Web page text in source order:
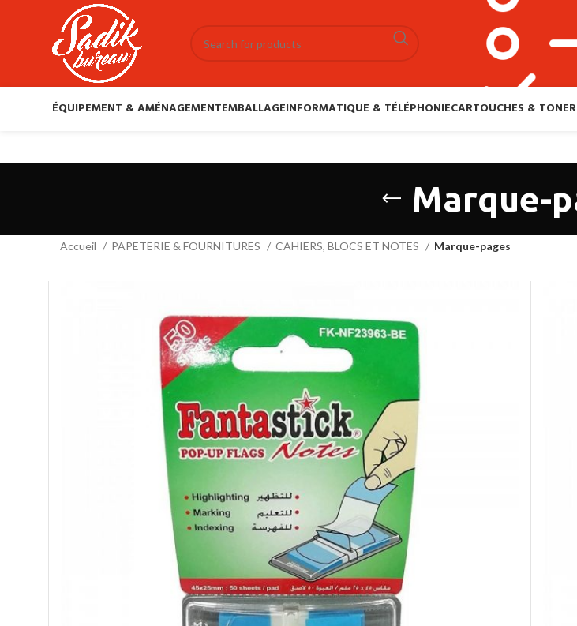
ÉQUIPEMENT & AMÉNAGEMENTEMBALLAGEINFORMATIQUE & TÉLÉPHONIECARTOUCHES & TONER
Marque-
Accueil PAPETERIE & FOURNITURES CAHIERS, BLOCS ET NOTES Marque-pages